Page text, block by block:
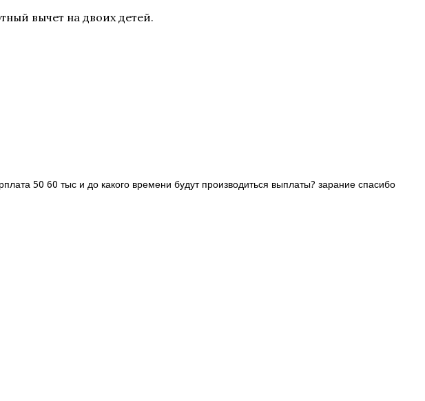
вычет на двоих детей.
50 60 тыс и до какого времени будут производиться выплаты? зарание спасибо